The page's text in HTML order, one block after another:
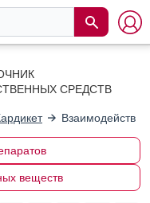
СРЕДСТВ
веществ